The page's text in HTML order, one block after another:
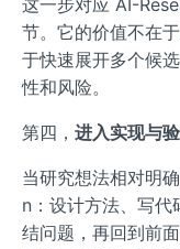
这一步对应 AI-
节。它的价值不在
于快速展开多个候
性和风险。
第四， 进入实现与
当研究想法相对明
n：设计方法、写代
结问题，再回到前